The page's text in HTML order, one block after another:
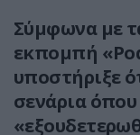
Σύμφωνα με
εκπομπή
υποστήριξε
σενάρια